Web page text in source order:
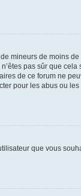
mineurs de moins
pas sûr que cela
de ce forum ne
pour les abus ou
que vous